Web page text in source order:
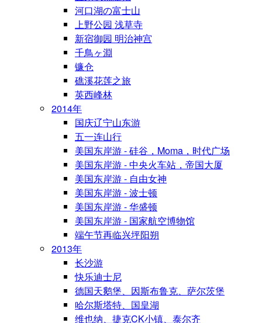
河口湖の富士山
上野公园 浅草寺
新宿御园 明治神宫
千鳥ヶ淵
镰仓
礁溪花莲之旅
英西峰林
2014年
国庆辽宁山东游
五一连山行
美国东岸游 - 硅谷，Moma，时代广场
美国东岸游 - 中央火车站，帝国大厦
美国东岸游 - 自由女神
美国东岸游 - 波士顿
美国东岸游 - 华盛顿
美国东岸游 - 国家航空博物馆
端午节再临兴坪阳朔
2013年
长沙游
快乐迪士尼
德国天鹅堡、因斯布鲁克、萨尔茨堡
哈尔斯塔特、国皇湖
维也纳、捷克CK小镇、泰尔齐